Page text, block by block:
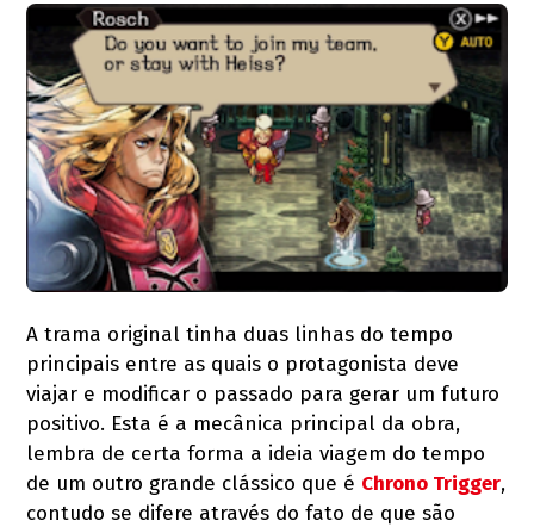
A trama original tinha duas linhas do tempo
principais entre as quais o protagonista deve
viajar e modificar o passado para gerar um futuro
positivo. Esta é a mecânica principal da obra,
lembra de certa forma a ideia viagem do tempo
de um outro grande clássico que é Chrono Trigger,
contudo se difere através do fato de que são